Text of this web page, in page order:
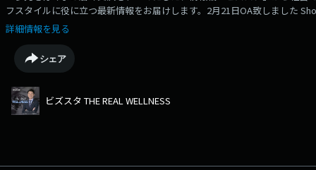
フスタイルに役に立つ最新情報をお届けします。2月21日OA致しました
紹介です。
詳細情報を見る
シェア
ビズスタ THE REAL WELLNESS